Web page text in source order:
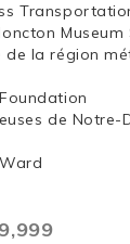
de la région
de